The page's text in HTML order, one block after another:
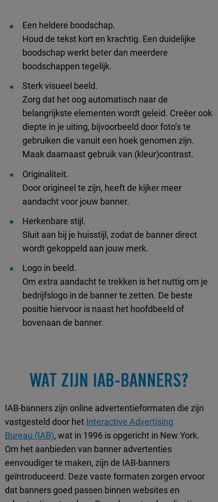
Een heldere boodschap.
Houd de tekst kort en krachtig. Een duidelijke
boodschap werkt beter dan meerdere
boodschappen tegelijk.
Sterk visueel beeld.
Zorg dat het oog automatisch naar de
belangrijkste elementen wordt geleid. Creëer ook
diepte in je uiting, bijvoorbeeld door foto’s te
gebruiken die vanuit een hoek genomen zijn.
Maak daarnaast gebruik van (kleur)contrast.
Originaliteit.
Door origineel te zijn, heeft de kijker meer
aandacht voor jouw banner.
Herkenbare stijl.
Sluit aan bij je huisstijl, zodat de banner direct
wordt gekoppeld aan jouw merk.
Logo in beeld.
Om extra aandacht te trekken is het nuttig om je
bedrijfslogo in de banner te zetten. De beste
positie hiervoor is naast het hoofdbeeld of
bovenaan de banner.
WAT ZIJN IAB-BANNERS?
IAB-banners zijn online advertentieformaten die zijn
vastgesteld door het Interactive Advertising
Bureau (IAB), wat in 1996 is opgericht in New York.
Om het aanbieden van banner advertenties
eenvoudiger te maken, zijn de IAB-banners
geïntroduceerd. Deze vaste formaten zorgen ervoor
dat banners goed passen binnen websites en